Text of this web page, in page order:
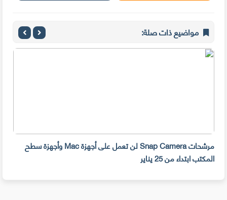
مواضيع ذات صلة:
مرشحات Snap Camera لن تعمل على أجهزة Mac وأجهزة سطح
المكتب ابتداء من 25 يناير